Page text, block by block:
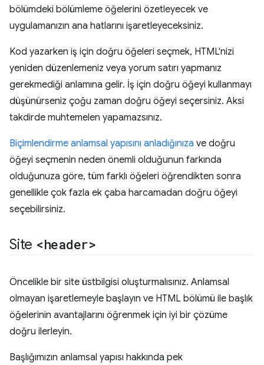
bölümdeki bölümleme öğelerini özetleyecek ve
uygulamanızın ana hatlarını işaretleyeceksiniz.
Kod yazarken iş için doğru öğeleri seçmek, HTML'nizi
yeniden düzenlemeniz veya yorum satırı yapmanız
gerekmediği anlamına gelir. İş için doğru öğeyi kullanmayı
düşünürseniz çoğu zaman doğru öğeyi seçersiniz. Aksi
takdirde muhtemelen yapamazsınız.
Biçimlendirme anlamsal yapısını anladığınıza ve doğru
öğeyi seçmenin neden önemli olduğunun farkında
olduğunuza göre, tüm farklı öğeleri öğrendikten sonra
genellikle çok fazla ek çaba harcamadan doğru öğeyi
seçebilirsiniz.
Site <header>
Öncelikle bir site üstbilgisi oluşturmalısınız. Anlamsal
olmayan işaretlemeyle başlayın ve HTML bölümü ile başlık
öğelerinin avantajlarını öğrenmek için iyi bir çözüme
doğru ilerleyin.
Başlığımızın anlamsal yapısı hakkında pek